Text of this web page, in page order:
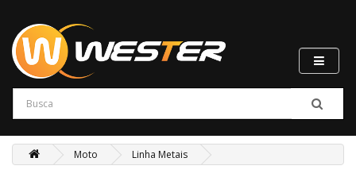
Moto Linha Metais